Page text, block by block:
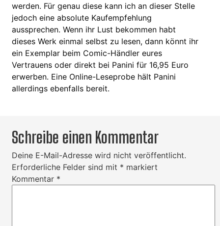
werden. Für genau diese kann ich an dieser Stelle
jedoch eine absolute Kaufempfehlung
aussprechen. Wenn ihr Lust bekommen habt
dieses Werk einmal selbst zu lesen, dann könnt ihr
ein Exemplar beim Comic-Händler eures
Vertrauens oder direkt bei Panini für 16,95 Euro
erwerben. Eine Online-Leseprobe hält Panini
allerdings ebenfalls bereit.
Schreibe einen Kommentar
Deine E-Mail-Adresse wird nicht veröffentlicht.
Erforderliche Felder sind mit * markiert
Kommentar *